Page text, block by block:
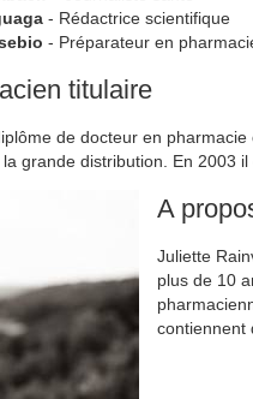
- Rédactrice scientifique
- Préparateur en
titulaire
de docteur en
grande distribution. En 2003
A
Juliette
plus de 10
contiennent